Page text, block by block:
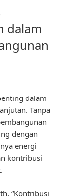
dalam
dalam
Tanpa
dengan
energi
kontribusi
“Kontribusi